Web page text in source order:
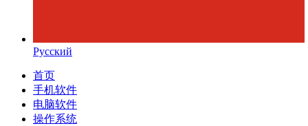
Русский
首页
手机软件
电脑软件
操作系统